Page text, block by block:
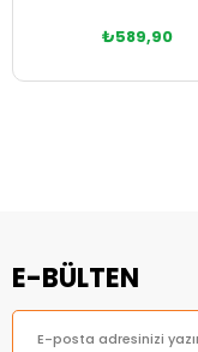
₺589,90
E-BÜLTEN